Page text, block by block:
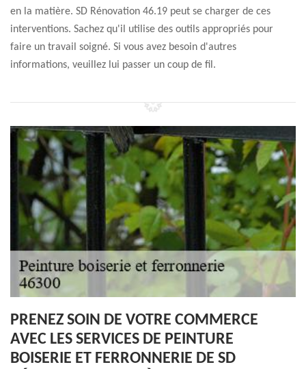
en la matière. SD Rénovation 46.19 peut se charger de ces
interventions. Sachez qu'il utilise des outils appropriés pour
faire un travail soigné. Si vous avez besoin d'autres
informations, veuillez lui passer un coup de fil.
PRENEZ SOIN DE VOTRE COMMERCE
AVEC LES SERVICES DE PEINTURE
BOISERIE ET FERRONNERIE DE SD